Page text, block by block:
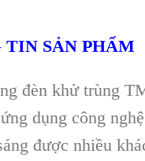
TIN SẢN PHẨM
đèn khử trùng
dụng công
được nhiều